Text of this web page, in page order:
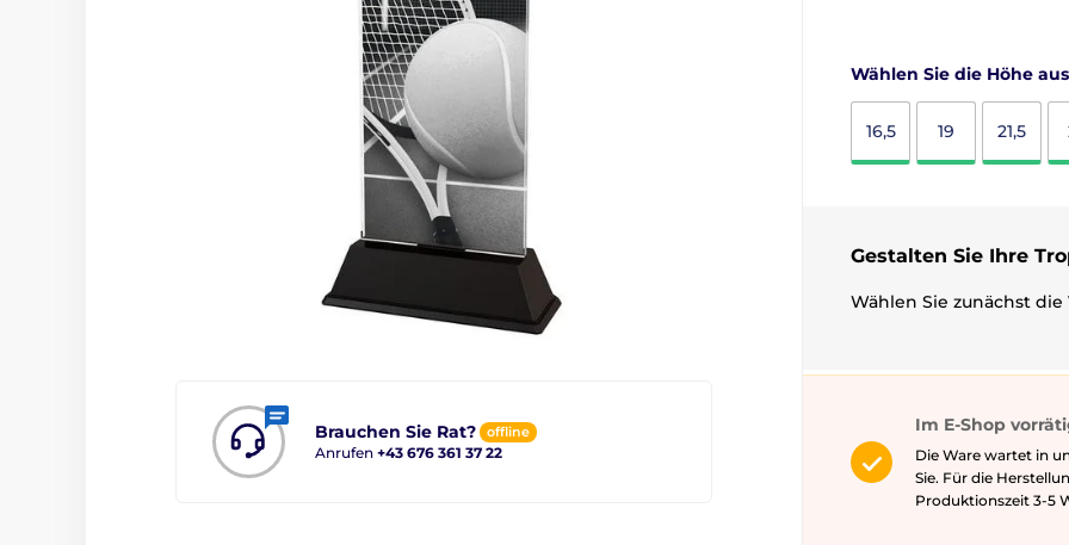
Brauchen Sie Rat? offline
Anrufen +43 676 361 37 22
Wählen Sie die Höhe
16,5 19 21,5
Gestalten Sie Ihre
Wählen Sie zunächst die
Im E-Shop
Die Ware wartet in
Sie. Für die
Produktionszeit 3-5